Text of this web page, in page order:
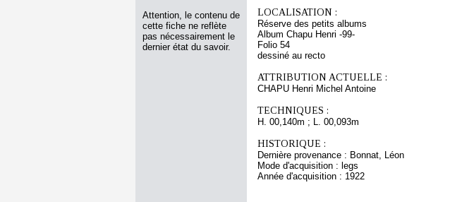
Attention, le contenu de
cette fiche ne reflète
pas nécessairement le
dernier état du savoir.
LOCALISATION :
Réserve des petits albums
Album Chapu Henri -99-
Folio 54
dessiné au recto
ATTRIBUTION ACTUELLE :
CHAPU Henri Michel Antoine
TECHNIQUES :
H. 00,140m ; L. 00,093m
HISTORIQUE :
Dernière provenance : Bonnat, Léon
Mode d'acquisition : legs
Année d'acquisition : 1922